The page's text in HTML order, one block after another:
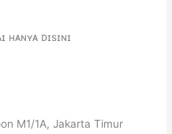
ʜᴀɴʏᴀ ᴅɪsɪɴɪ
M1/1A, Jakarta Timur